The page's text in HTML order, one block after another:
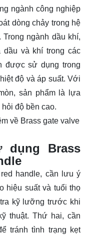
ngành công nghiệp
dòng chảy trong hệ
ngành dầu khí,
dầu và khí trong các
được sử dụng trong
độ và áp suất. Với
sản phẩm là lựa
độ bền cao.
về Brass gate valve
Brass
handle, cần lưu ý
hiệu suất và tuổi thọ
kỹ lưỡng trước khi
thuật. Thứ hai, cần
tránh tình trạng kẹt